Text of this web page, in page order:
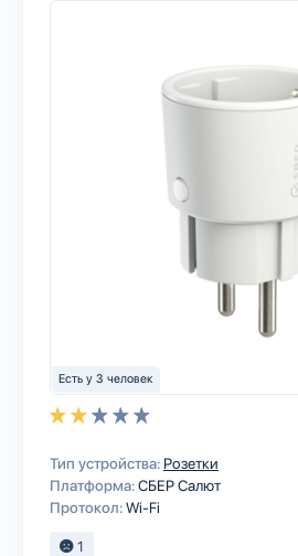
Есть у 3 человек
Тип устройства: Розетки
Платформа:СБЕР Салют
Протокол:Wi-Fi
1